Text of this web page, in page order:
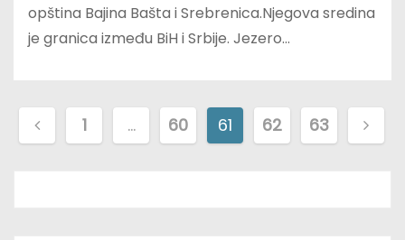
opština Bajina Bašta i Srebrenica.Njegova sredina
je granica između BiH i Srbije. Jezero…
1 … 60 61 62 63